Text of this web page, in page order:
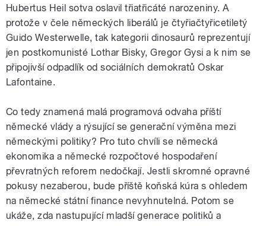
Hubertus Heil sotva oslavil třiatřicáté narozeniny. A
protože v čele německých liberálů je čtyřiačtyřicetiletý
Guido Westerwelle, tak kategorii dinosaurů reprezentují
jen postkomunisté Lothar Bisky, Gregor Gysi a k nim se
připojivší odpadlík od sociálních demokratů Oskar
Lafontaine.
Co tedy znamená malá programová odvaha příští
německé vlády a rýsující se generační výměna mezi
německými politiky? Pro tuto chvíli se německá
ekonomika a německé rozpočtové hospodaření
převratných reforem nedočkají. Jestli skromné opravné
pokusy nezaberou, bude příště koňská kúra s ohledem
na německé státní finance nevyhnutelná. Potom se
ukáže, zda nastupující mladší generace politiků a